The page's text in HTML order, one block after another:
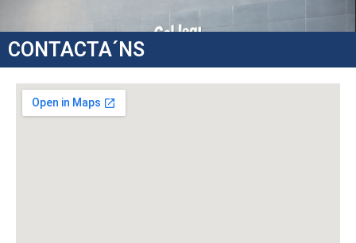
CONTACTA´NS